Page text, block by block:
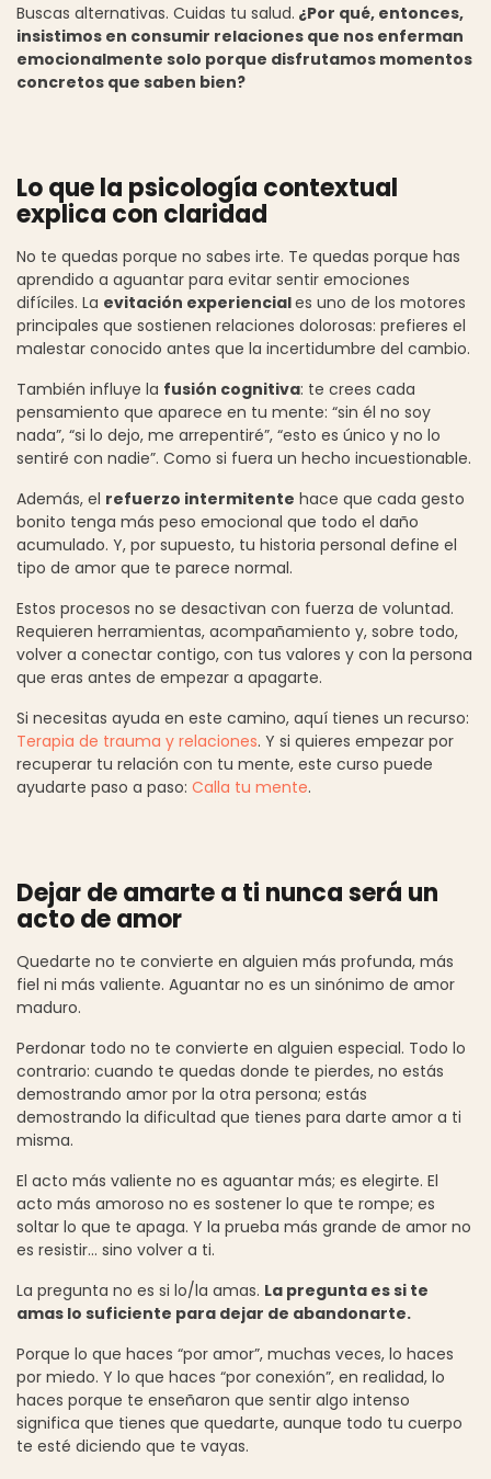
Buscas alternativas. Cuidas tu salud. ¿Por qué, entonces,
insistimos en consumir relaciones que nos enferman
emocionalmente solo porque disfrutamos momentos
concretos que saben bien?
Lo que la psicología contextual
explica con claridad
No te quedas porque no sabes irte. Te quedas porque has
aprendido a aguantar para evitar sentir emociones
difíciles. La evitación experienciales uno de los motores
principales que sostienen relaciones dolorosas: prefieres el
malestar conocido antes que la incertidumbre del cambio.
También influye la fusión cognitiva: te crees cada
pensamiento que aparece en tu mente: “sin él no soy
nada”, “si lo dejo, me arrepentiré”, “esto es único y no lo
sentiré con nadie”. Como si fuera un hecho incuestionable.
Además, el refuerzo intermitente hace que cada gesto
bonito tenga más peso emocional que todo el daño
acumulado. Y, por supuesto, tu historia personal define el
tipo de amor que te parece normal.
Estos procesos no se desactivan con fuerza de voluntad.
Requieren herramientas, acompañamiento y, sobre todo,
volver a conectar contigo, con tus valores y con la persona
que eras antes de empezar a apagarte.
Si necesitas ayuda en este camino, aquí tienes un recurso:
Terapia de trauma y relaciones. Y si quieres empezar por
recuperar tu relación con tu mente, este curso puede
ayudarte paso a paso: Calla tu mente.
Dejar de amarte a ti nunca será un
acto de amor
Quedarte no te convierte en alguien más profunda, más
fiel ni más valiente. Aguantar no es un sinónimo de amor
maduro.
Perdonar todo no te convierte en alguien especial. Todo lo
contrario: cuando te quedas donde te pierdes, no estás
demostrando amor por la otra persona; estás
demostrando la dificultad que tienes para darte amor a ti
misma.
El acto más valiente no es aguantar más; es elegirte. El
acto más amoroso no es sostener lo que te rompe; es
soltar lo que te apaga. Y la prueba más grande de amor no
es resistir… sino volver a ti.
La pregunta no es si lo/la amas. La pregunta es si te
amas lo suficiente para dejar de abandonarte.
Porque lo que haces “por amor”, muchas veces, lo haces
por miedo. Y lo que haces “por conexión”, en realidad, lo
haces porque te enseñaron que sentir algo intenso
significa que tienes que quedarte, aunque todo tu cuerpo
te esté diciendo que te vayas.